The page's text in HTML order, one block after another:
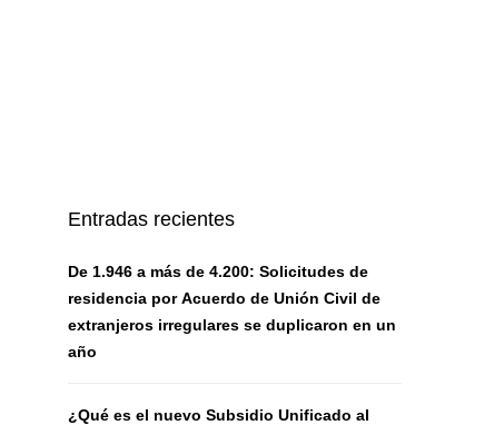
Entradas recientes
De 1.946 a más de 4.200: Solicitudes de
residencia por Acuerdo de Unión Civil de
extranjeros irregulares se duplicaron en un
año
¿Qué es el nuevo Subsidio Unificado al